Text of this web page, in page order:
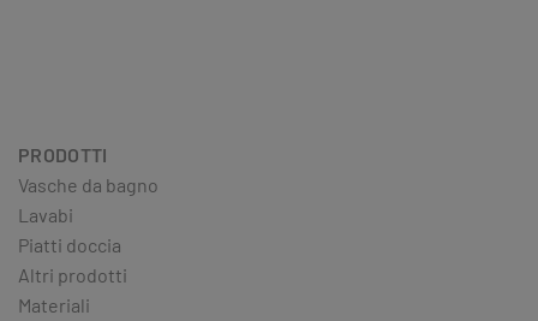
PRODOTTI
Vasche da bagno
Lavabi
Piatti doccia
Altri prodotti
Materiali